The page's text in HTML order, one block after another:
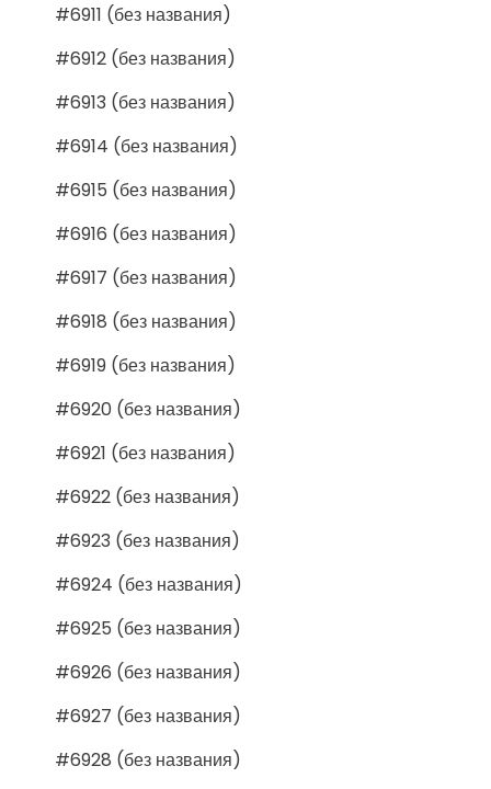
#6911 (без названия)
#6912 (без названия)
#6913 (без названия)
#6914 (без названия)
#6915 (без названия)
#6916 (без названия)
#6917 (без названия)
#6918 (без названия)
#6919 (без названия)
#6920 (без названия)
#6921 (без названия)
#6922 (без названия)
#6923 (без названия)
#6924 (без названия)
#6925 (без названия)
#6926 (без названия)
#6927 (без названия)
#6928 (без названия)